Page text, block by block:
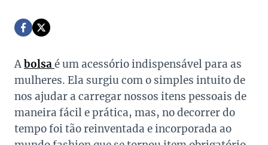
Abolsaé um acessório indispensável para as
mulheres. Ela surgiu com o simples intuito de
nos ajudar a carregar nossos itens pessoais de
maneira fácil e prática, mas, no decorrer do
tempo foi tão reinventada e incorporada ao